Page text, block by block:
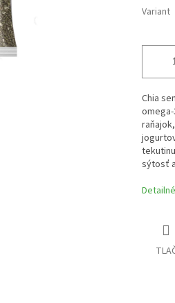
Variant
Chia
sýtosť